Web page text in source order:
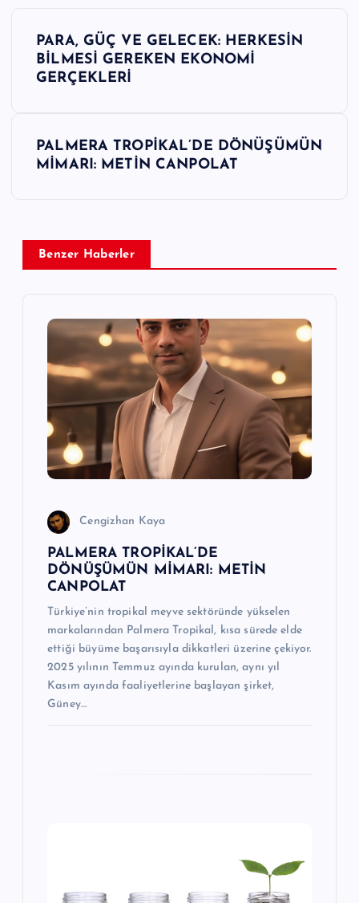
z
PARA, GÜÇ VE GELECEK: HERKESİN
BİLMESİ GEREKEN EKONOMİ
GERÇEKLERİ
PALMERA TROPİKAL’DE DÖNÜŞÜMÜN
MİMARI: METİN CANPOLAT
Benzer Haberler
Cengizhan Kaya
PALMERA TROPİKAL’DE
DÖNÜŞÜMÜN MİMARI: METİN
CANPOLAT
Türkiye’nin tropikal meyve sektöründe yükselen
markalarından Palmera Tropikal, kısa sürede elde
ettiği büyüme başarısıyla dikkatleri üzerine çekiyor.
2025 yılının Temmuz ayında kurulan, aynı yıl
Kasım ayında faaliyetlerine başlayan şirket,
Güney…